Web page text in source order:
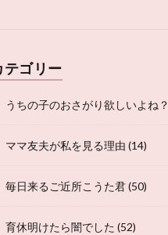
テゴリー
うちの子のおさがり欲しいよね？
ママ友夫が私を見る理由 (14)
毎日来るご近所こうた君(50)
育休明けたら闇でした (52)